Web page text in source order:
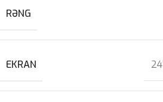
RƏNG
EKRAN